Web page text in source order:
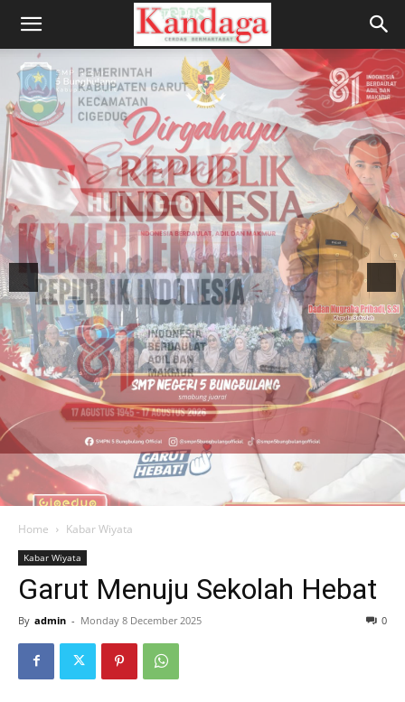
Home Kabar Wiyata
Kabar Wiyata
Garut Menuju Sekolah Hebat
By admin - Monday 8 December 2025